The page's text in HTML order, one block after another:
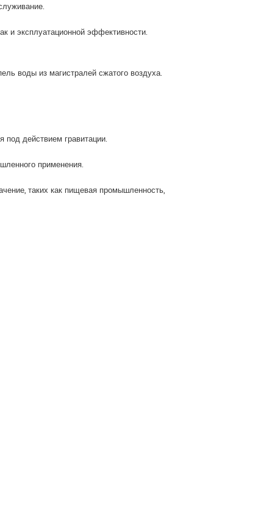
и эксплуатационной эффективности.
воды из магистралей сжатого воздуха.
действием гравитации.
применения.
таких как пищевая промышленность,